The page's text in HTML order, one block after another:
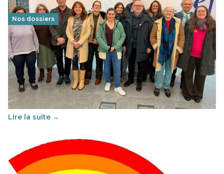
Nos dossiers
Éducation au vivre-ensemble : un échange croisé
franco-espagnol pour changer d’approche
29 juin 2026-National
Cette année, l'UNSA Éducation a mené un projet Erasmus
soutenu par l'union Européenne et centré sur l'éducation
au vivre-ensemble : quelles différences entre la France…
Lire la suite →